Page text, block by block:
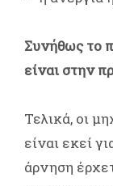
Συνήθως το
είναι στην
Τελικά, οι
είναι εκεί
άρνηση